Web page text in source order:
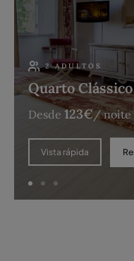
2 ADULTOS
Quarto Clássico
Desde 123€/ noite
Vista rápida